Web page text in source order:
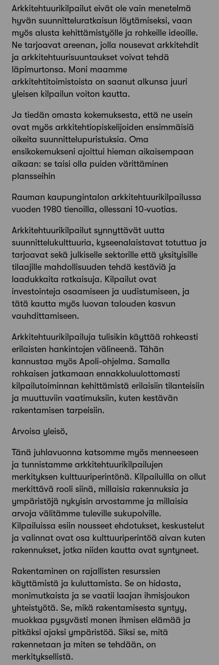
Arkkitehtuurikilpailut eivät ole vain menetelmä
hyvän suunnitteluratkaisun löytämiseksi, vaan
myös alusta kehittämistyölle ja rohkeille ideoille.
Ne tarjoavat areenan, jolla nousevat arkkitehdit
ja arkkitehtuurisuuntaukset voivat tehdä
läpimurtonsa. Moni maamme
arkkitehtitoimistoista on saanut alkunsa juuri
yleisen kilpailun voiton kautta.
Ja tiedän omasta kokemuksesta, että ne usein
ovat myös arkkitehtiopiskelijoiden ensimmäisiä
oikeita suunnittelupuristuksia. Oma
ensikokemukseni ajoittui hieman aikaisempaan
aikaan: se taisi olla puiden värittäminen
plansseihin
Rauman kaupungintalon arkkitehtuurikilpailussa
vuoden 1980 tienoilla, ollessani 10-vuotias.
Arkkitehtuurikilpailut synnyttävät uutta
suunnittelukulttuuria, kyseenalaistavat totuttua ja
tarjoavat sekä julkiselle sektorille että yksityisille
tilaajille mahdollisuuden tehdä kestäviä ja
laadukkaita ratkaisuja. Kilpailut ovat
investointeja osaamiseen ja uudistumiseen, ja
tätä kautta myös luovan talouden kasvun
vauhdittamiseen.
Arkkitehtuurikilpailuja tulisikin käyttää rohkeasti
erilaisten hankintojen välineenä. Tähän
kannustaa myös Apoli-ohjelma. Samalla
rohkaisen jatkamaan ennakkoluulottomasti
kilpailutoiminnan kehittämistä erilaisiin tilanteisiin
ja muuttuviin vaatimuksiin, kuten kestävän
rakentamisen tarpeisiin.
Arvoisa yleisö,
Tänä juhlavuonna katsomme myös menneeseen
ja tunnistamme arkkitehtuurikilpailujen
merkityksen kulttuuriperintönä. Kilpailuilla on ollut
merkittävä rooli siinä, millaisia rakennuksia ja
ympäristöjä nykyisin arvostamme ja millaisia
arvoja välitämme tuleville sukupolville.
Kilpailuissa esiin nousseet ehdotukset, keskustelut
ja valinnat ovat osa kulttuuriperintöä aivan kuten
rakennukset, jotka niiden kautta ovat syntyneet.
Rakentaminen on rajallisten resurssien
käyttämistä ja kuluttamista. Se on hidasta,
monimutkaista ja se vaatii laajan ihmisjoukon
yhteistyötä. Se, mikä rakentamisesta syntyy,
muokkaa pysyvästi monen ihmisen elämää ja
pitkäksi ajaksi ympäristöä. Siksi se, mitä
rakennetaan ja miten se tehdään, on
merkityksellistä.